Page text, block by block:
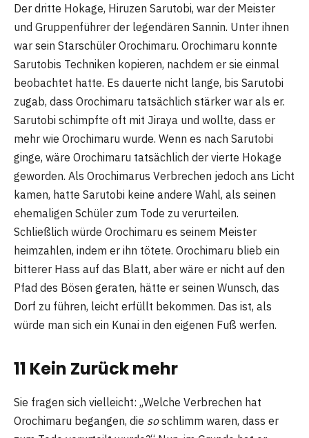
Der dritte Hokage, Hiruzen Sarutobi, war der Meister
und Gruppenführer der legendären Sannin. Unter ihnen
war sein Starschüler Orochimaru. Orochimaru konnte
Sarutobis Techniken kopieren, nachdem er sie einmal
beobachtet hatte. Es dauerte nicht lange, bis Sarutobi
zugab, dass Orochimaru tatsächlich stärker war als er.
Sarutobi schimpfte oft mit Jiraya und wollte, dass er
mehr wie Orochimaru wurde. Wenn es nach Sarutobi
ginge, wäre Orochimaru tatsächlich der vierte Hokage
geworden. Als Orochimarus Verbrechen jedoch ans Licht
kamen, hatte Sarutobi keine andere Wahl, als seinen
ehemaligen Schüler zum Tode zu verurteilen.
Schließlich würde Orochimaru es seinem Meister
heimzahlen, indem er ihn tötete. Orochimaru blieb ein
bitterer Hass auf das Blatt, aber wäre er nicht auf den
Pfad des Bösen geraten, hätte er seinen Wunsch, das
Dorf zu führen, leicht erfüllt bekommen. Das ist, als
würde man sich ein Kunai in den eigenen Fuß werfen.
11 Kein Zurück mehr
Sie fragen sich vielleicht: „Welche Verbrechen hat
Orochimaru begangen, die soschlimm waren, dass er